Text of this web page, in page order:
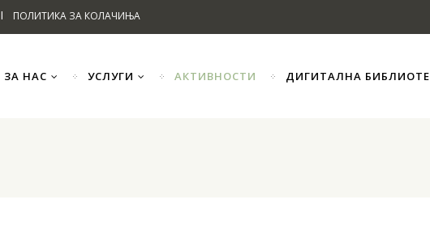
I ПОЛИТИКА ЗА КОЛАЧИЊА
ЗА НАС УСЛУГИ АКТИВНОСТИ ДИГИТАЛНА